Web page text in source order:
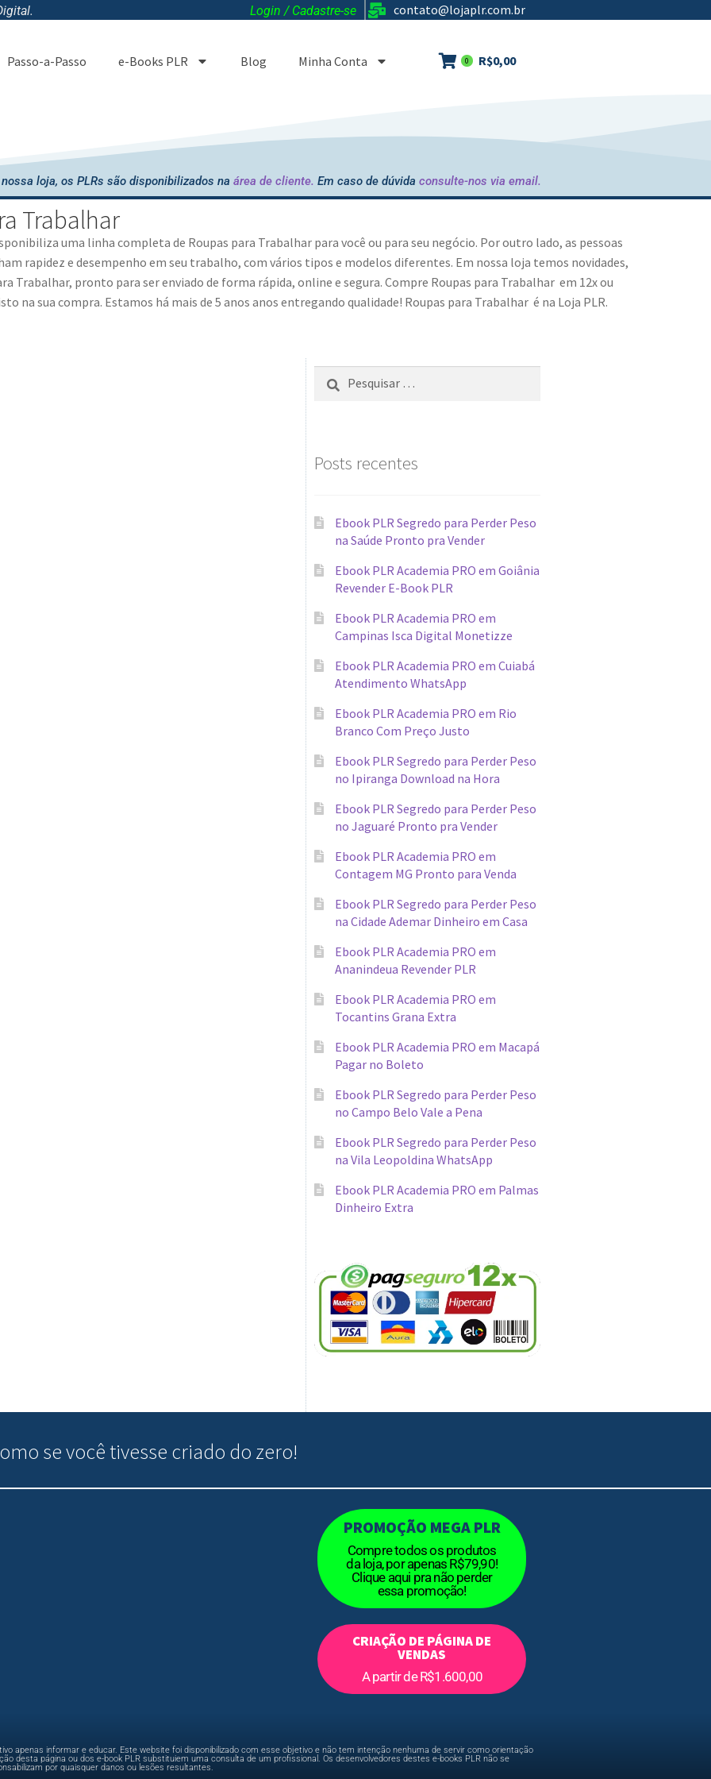
Login / Cadastre-se contato@lojaplr.com.br
Passo-a-Passo e-Books PLR Blog Minha Conta R$0,00
0
loja, os PLRs são disponibilizados na área de cliente. Em caso de dúvida consulte-nos via email.
Trabalhar
uma linha completa de Roupas para Trabalhar para você ou para seu negócio. Por outro lado, as pessoas
rapidez e desempenho em seu trabalho, com vários tipos e modelos diferentes. Em nossa loja temos novidades,
Trabalhar, pronto para ser enviado de forma rápida, online e segura. Compre Roupas para Trabalhar em 12x ou
na sua compra. Estamos há mais de 5 anos anos entregando qualidade! Roupas para Trabalhar é na Loja PLR.
Posts recentes
Ebook PLR Segredo para Perder Peso
na Saúde Pronto pra Vender
Ebook PLR Academia PRO em Goiânia
Revender E-Book PLR
Ebook PLR Academia PRO em
Campinas Isca Digital Monetizze
Ebook PLR Academia PRO em Cuiabá
Atendimento WhatsApp
Ebook PLR Academia PRO em Rio
Branco Com Preço Justo
Ebook PLR Segredo para Perder Peso
no Ipiranga Download na Hora
Ebook PLR Segredo para Perder Peso
no Jaguaré Pronto pra Vender
Ebook PLR Academia PRO em
Contagem MG Pronto para Venda
Ebook PLR Segredo para Perder Peso
na Cidade Ademar Dinheiro em Casa
Ebook PLR Academia PRO em
Ananindeua Revender PLR
Ebook PLR Academia PRO em
Tocantins Grana Extra
Ebook PLR Academia PRO em Macapá
Pagar no Boleto
Ebook PLR Segredo para Perder Peso
no Campo Belo Vale a Pena
Ebook PLR Segredo para Perder Peso
na Vila Leopoldina WhatsApp
Ebook PLR Academia PRO em Palmas
Dinheiro Extra
se você tivesse criado do zero!
PROMOÇÃO MEGA PLR
Compre todos os produtos
da loja, por apenas R$79,90!
Clique aqui pra não perder
essa promoção!
CRIAÇÃO DE PÁGINA DE
VENDAS
A partir de R$1.600,00
apenas informar e educar. Este website foi disponibilizado com esse objetivo e não tem intenção nenhuma de servir como orientação
desta página ou dos e-book PLR substituiem uma consulta de um profissional. Os desenvolvedores destes e-books PLR não se
por quaisquer danos ou lesões resultantes.